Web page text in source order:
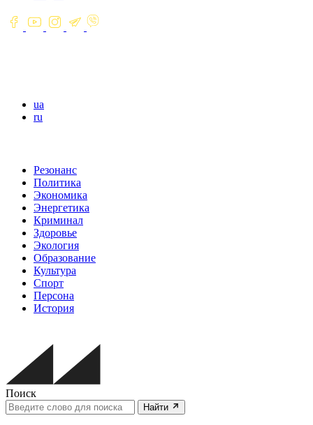
ua
ru
Резонанс
Политика
Экономика
Энергетика
Криминал
Здоровье
Экология
Образование
Культура
Спорт
Персона
История
Поиск
Найти